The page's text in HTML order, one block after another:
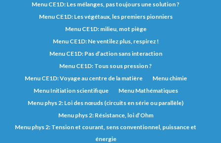
Menu CE1D: Les mélanges, pas toujours une solution ?
Menu CE1D: Les végétaux, les premiers pionniers
Menu CE1D: milieu, mot piège
Menu CE1D: Ne ventilez plus, respirez !
Menu CE1D: Pas d’action sans interaction
Menu CE1D: Tous sous pression ?
Menu CE1D: Voyage au centre de la matière
Menu chimie
Menu Initiation scientifique
Menu Mathématiques
Menu phys 2: Loi des nœuds (circuits en série ou parallèle)
Menu phys 2: Résistance, loi d’Ohm
Menu phys 2: Tension et courant, sens conventionnel, puissance et
énergie